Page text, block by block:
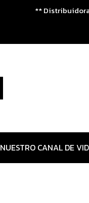
**
NUESTRO CANAL DE